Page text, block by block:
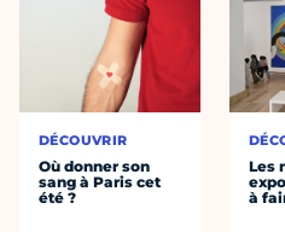
DÉCOUVRIR
Où donner son
sang à Paris cet
été ?
Les
à